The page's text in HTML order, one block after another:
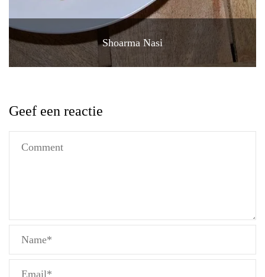
Shoarma Nasi
Geef een reactie